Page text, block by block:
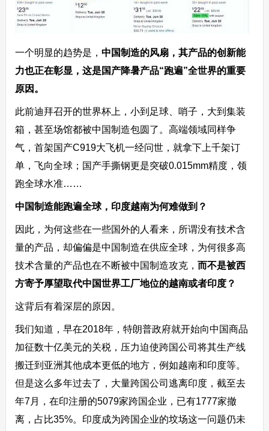
一个明显的趋势是， 中国制造的风扇，其产品的创新能
力也正在彰显，这是国产降暑产品“跑遍”全世界的重要
原因。
此前迪拜召开的世界杯上，小到足球、哨子，大到集装
箱，甚至场馆都被中国制造包圆了。高端领域同样争
气，首架国产C919大飞机一经问世，就拿下上千架订
单，飞向全球；国产手撕钢更是突破0.015mm精度，领
跑全球水准……
中国制造能跑遍全球，印度越南为何难做到？
因此，为何这些在一些国外的人看来，所谓没有技术含
量的产品，却偏偏是中国制造在供应全球，为何很多高
技术含量的产品也在不断被中国制造攻克， 而不是被西
方寄予厚望取代中国世界工厂地位的越南或者印度？
这背后有着深层的原因。
我们知道，早在2018年，特朗普政府就开始向中国商品
加征数十亿美元的关税，压力迫使跨国公司将其生产线
搬迁到亚洲其他成本更低的地方，例如越南和印度等。
但是这么多年过去了，大量跨国公司逃离印度，截至去
年7月，在印注册的5079家跨国企业，已有1777家撤
离，占比35%。印度成为跨国企业的坟场这一问题仍未